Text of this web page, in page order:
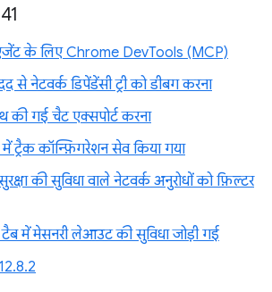
के लिए Chrome DevTools (MCP)
से नेटवर्क डिपेंडेंसी ट्री को डीबग करना
की गई चैट एक्सपोर्ट करना
ट्रैक कॉन्फ़िगरेशन सेव किया गया
की सुविधा वाले नेटवर्क अनुरोधों को फ़िल्टर
में मेसनरी लेआउट की सुविधा जोड़ी गई